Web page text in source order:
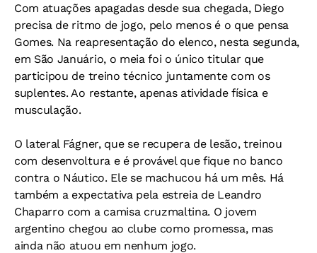
Com atuações apagadas desde sua chegada, Diego
precisa de ritmo de jogo, pelo menos é o que pensa
Gomes. Na reapresentação do elenco, nesta segunda,
em São Januário, o meia foi o único titular que
participou de treino técnico juntamente com os
suplentes. Ao restante, apenas atividade física e
musculação.
O lateral Fágner, que se recupera de lesão, treinou
com desenvoltura e é provável que fique no banco
contra o Náutico. Ele se machucou há um mês. Há
também a expectativa pela estreia de Leandro
Chaparro com a camisa cruzmaltina. O jovem
argentino chegou ao clube como promessa, mas
ainda não atuou em nenhum jogo.